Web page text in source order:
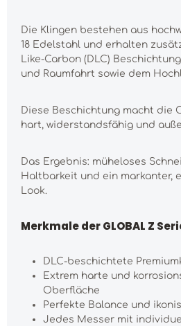
Die Klingen bestehen aus
18 Edelstahl und erhalten
Like-Carbon (DLC)
und Raumfahrt sowie dem
Diese Beschichtung macht die
hart, widerstandsfähig und
Das Ergebnis: müheloses
Haltbarkeit und ein markanter,
Look.
Merkmale der GLOBAL Z
DLC-beschichtete
Extrem harte und
Oberfläche
Perfekte Balance und
Jedes Messer mit